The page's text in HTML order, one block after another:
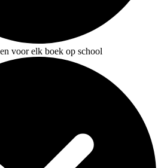
voor elk boek op school